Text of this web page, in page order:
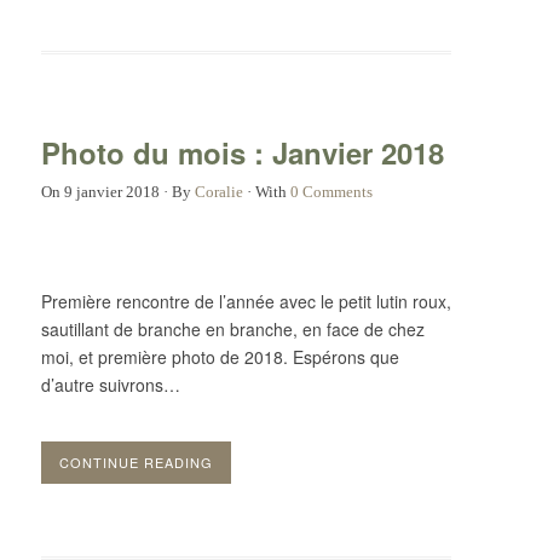
Photo du mois : Janvier 2018
On 9 janvier 2018 · By Coralie· With 0 Comments
Première rencontre de l’année avec le petit lutin roux,
sautillant de branche en branche, en face de chez
moi, et première photo de 2018. Espérons que
d’autre suivrons…
CONTINUE READING